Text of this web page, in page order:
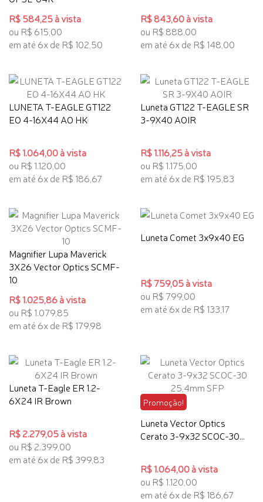
R$ 584,25 à vista
ou R$ 615,00
em até 6x de R$ 102,50
R$ 843,60 à vista
ou R$ 888,00
em até 6x de R$ 148,00
LUNETA T-EAGLE GT122
EO 4-16X44 AO HK
R$ 1.064,00 à vista
ou R$ 1.120,00
em até 6x de R$ 186,67
Luneta GT122 T-EAGLE SR
3-9X40 AOIR
R$ 1.116,25 à vista
ou R$ 1.175,00
em até 6x de R$ 195,83
Magnifier Lupa Maverick
3X26 Vector Optics SCMF-
10
R$ 1.025,86 à vista
ou R$ 1.079,85
em até 6x de R$ 179,98
Luneta Comet 3x9x40 EG
R$ 759,05 à vista
ou R$ 799,00
em até 6x de R$ 133,17
Luneta T-Eagle ER 1.2-
6X24 IR Brown
R$ 2.279,05 à vista
ou R$ 2.399,00
em até 6x de R$ 399,83
Promoção!
Luneta Vector Optics
Cerato 3-9x32 SCOC-30...
R$ 1.064,00 à vista
ou R$ 1.120,00
em até 6x de R$ 186,67